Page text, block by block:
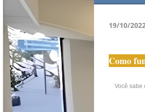
19/10/
Como
Você sabe